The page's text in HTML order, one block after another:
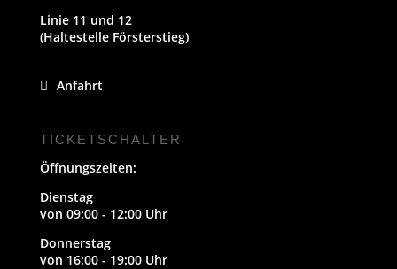
Linie 11 und 12
(Haltestelle Försterstieg)
Anfahrt
TICKETSCHALTER
Öffnungszeiten:
Dienstag
von 09:00 - 12:00 Uhr
Donnerstag
von 16:00 - 19:00 Uhr